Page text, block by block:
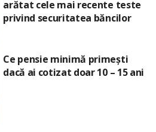
arătat cele mai recente teste
privind securitatea băncilor
Ce pensie minimă primești
dacă ai cotizat doar 10 – 15 ani